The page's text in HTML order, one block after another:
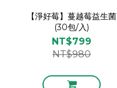
【淨好莓】蔓越莓益生菌
(30包/入)
NT$799
NT$980